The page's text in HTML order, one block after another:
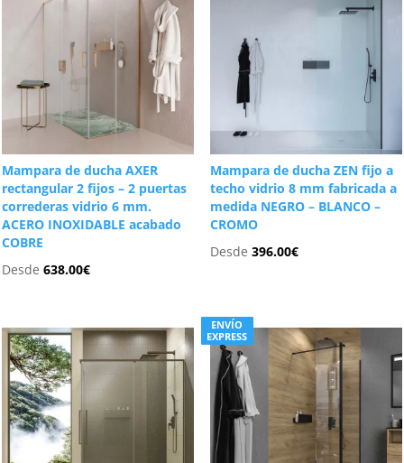
Mampara de ducha AXER
rectangular 2 fijos – 2 puertas
correderas vidrio 6 mm.
ACERO INOXIDABLE acabado
COBRE
Desde638.00€
Mampara de ducha ZEN fijo a
techo vidrio 8 mm fabricada a
medida NEGRO – BLANCO –
CROMO
Desde 396.00€
ENVÍO
EXPRESS